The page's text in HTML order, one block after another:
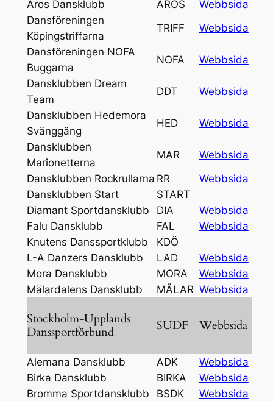
Aros Dansklubb AROS
Webbsida
Dansföreningen
Köpingstriffarna
TRIFF
Webbsida
Dansföreningen NOFA
Buggarna
NOFA
Webbsida
Dansklubben Dream
Team
DDT
Webbsida
Dansklubben Hedemora
Svänggäng
HED
Webbsida
Dansklubben
Marionetterna
MAR
Webbsida
Dansklubben Rockrullarna RR
Webbsida
Dansklubben Start
START
Diamant Sportdansklubb
DIA
Webbsida
Falu Dansklubb
FAL
Webbsida
Knutens Danssportklubb
KDÖ
L-A Danzers Dansklubb
LAD
Webbsida
Mora Dansklubb
MORA
Webbsida
Mälardalens Dansklubb
MÄLAR Webbsida
Stockholm-Upplands
Danssportförbund
SUDF Webbsida
Alemana Dansklubb ADK
Webbsida
Birka Dansklubb
BIRKA
Webbsida
Bromma Sportdansklubb
BSDK
Webbsida